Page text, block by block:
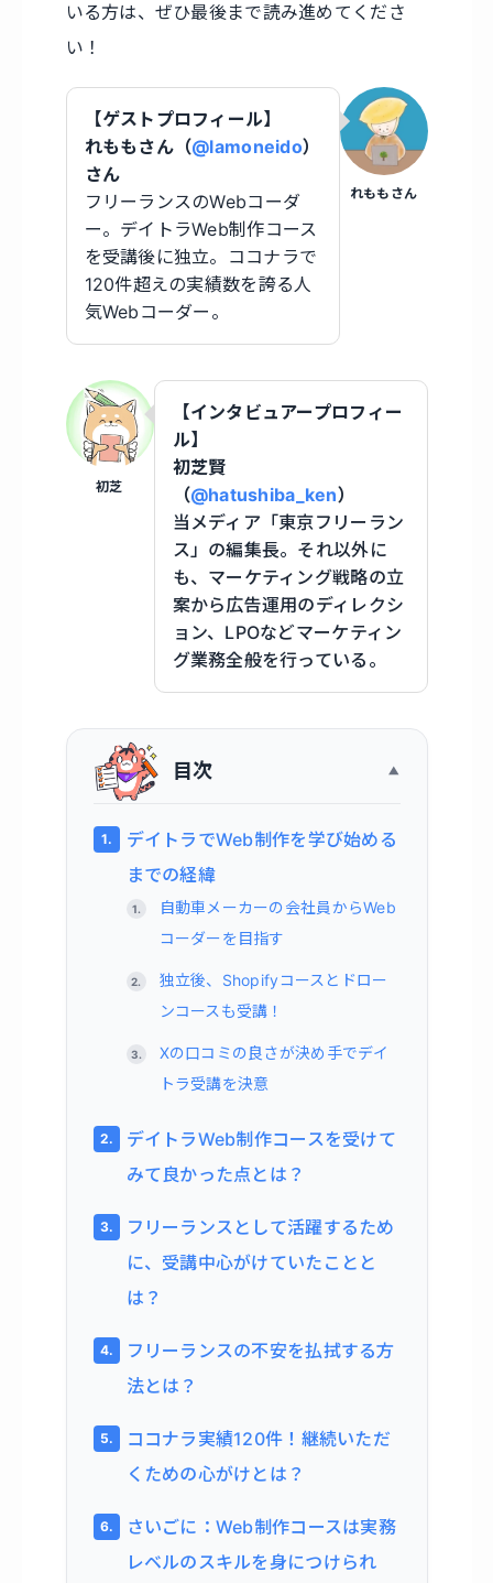
いる方は、ぜひ最後まで読み進めてくださ
い！
れももさん
【ゲストプロフィール】
れももさん（@lamoneido）
さん
フリーランスのWebコーダ
ー。デイトラWeb制作コース
を受講後に独立。ココナラで
120件超えの実績数を誇る人
気Webコーダー。
初芝
【インタビュアープロフィー
ル】
初芝賢
（@hatushiba_ken）
当メディア「東京フリーラン
ス」の編集長。それ以外に
も、マーケティング戦略の立
案から広告運用のディレクシ
ョン、LPOなどマーケティン
グ業務全般を行っている。
目次
デイトラでWeb制作を学び始める
までの経緯
自動車メーカーの会社員からWeb
コーダーを目指す
独立後、Shopifyコースとドロー
ンコースも受講！
Xの口コミの良さが決め手でデイ
トラ受講を決意
デイトラWeb制作コースを受けて
みて良かった点とは？
フリーランスとして活躍するため
に、受講中心がけていたことと
は？
フリーランスの不安を払拭する方
法とは？
ココナラ実績120件！継続いただ
くための心がけとは？
さいごに：Web制作コースは実務
レベルのスキルを身につけられ